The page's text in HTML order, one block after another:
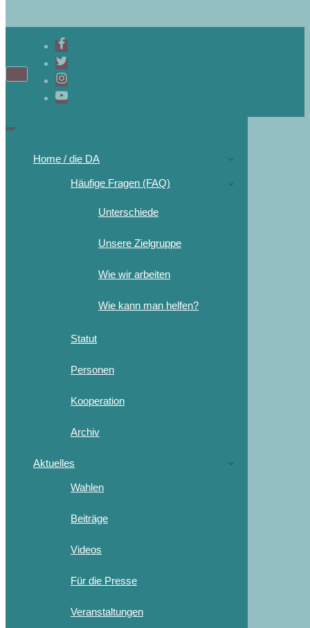
Home / die DA
Häufige Fragen (FAQ)
Unterschiede
Unsere Zielgruppe
Wie wir arbeiten
Wie kann man helfen?
Statut
Personen
Kooperation
Archiv
Aktuelles
Wahlen
Beiträge
Videos
Für die Presse
Veranstaltungen